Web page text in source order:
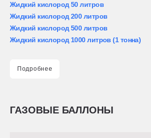
Жидкий кислород 50 литров
Жидкий кислород 200 литров
Жидкий кислород 500 литров
Жидкий кислород 1000 литров (1 тонна)
Подробнее
ГАЗОВЫЕ БАЛЛОНЫ